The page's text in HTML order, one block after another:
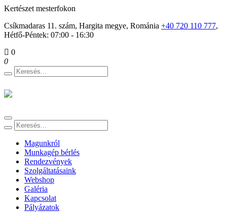
Kertészet mesterfokon
Csíkmadaras 11. szám, Hargita megye, Románia +40 720 110 777,
Hétfő-Péntek: 07:00 - 16:30
0
0
Toggle
navigation
Magunkról
Munkagép bérlés
Rendezvények
Szolgáltatásaink
Webshop
Galéria
Kapcsolat
Pályázatok